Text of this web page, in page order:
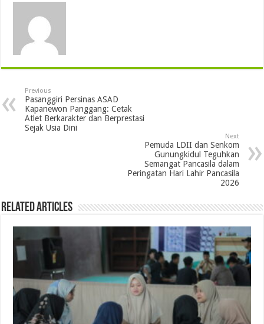
Previous
Pasanggiri Persinas ASAD
Kapanewon Panggang: Cetak
Atlet Berkarakter dan Berprestasi
Sejak Usia Dini
Next
Pemuda LDII dan Senkom
Gunungkidul Teguhkan
Semangat Pancasila dalam
Peringatan Hari Lahir Pancasila
2026
Related Articles